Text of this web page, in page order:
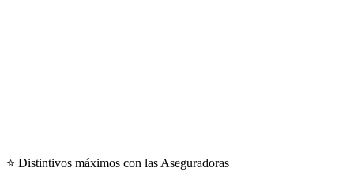
⭐ Distintivos máximos con las Aseguradoras